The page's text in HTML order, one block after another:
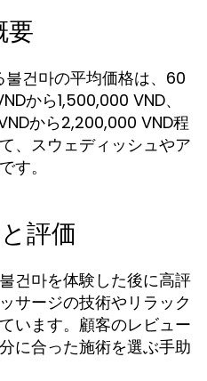
要
건마の平均価格は、60
から1,500,000 VND、
から2,200,000 VND程
、スウェディッシュやア
す。
評価
건마を体験した後に高評
サージの技術やリラック
います。顧客のレビュー
に合った施術を選ぶ手助